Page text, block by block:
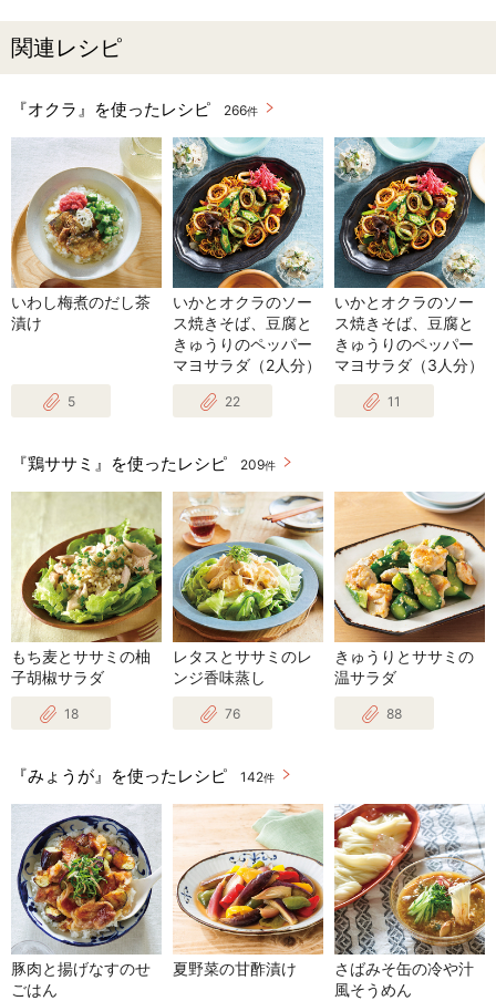
関連レシピ
『オクラ』を使ったレシピ 266件
いわし梅煮のだし茶
漬け
5
いかとオクラのソー
ス焼きそば、豆腐と
きゅうりのペッパー
マヨサラダ（2人分）
22
いかとオクラのソー
ス焼きそば、豆腐と
きゅうりのペッパー
マヨサラダ（3人分）
11
『鶏ササミ』を使ったレシピ 209件
もち麦とササミの柚
子胡椒サラダ
18
レタスとササミのレ
ンジ香味蒸し
76
きゅうりとササミの
温サラダ
88
『みょうが』を使ったレシピ 142件
豚肉と揚げなすのせ
ごはん
夏野菜の甘酢漬け
さばみそ缶の冷や汁
風そうめん